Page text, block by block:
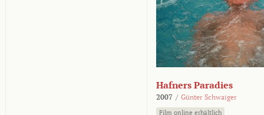
Hafners Paradies
2007 / Günter Schwaiger
Film online erhältlich